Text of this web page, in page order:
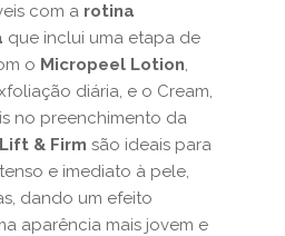
com a rotina
que inclui uma etapa de
o Micropeel Lotion,
diária, e o Cream,
no preenchimento da
Lift & Firm são ideais para
e imediato à pele,
dando um efeito
aparência mais jovem e